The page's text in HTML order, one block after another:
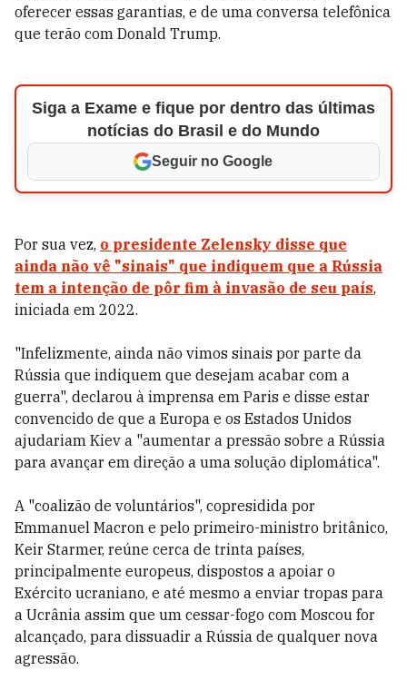
oferecer essas garantias, e de uma conversa telefônica
que terão com Donald Trump.
Siga a Exame e fique por dentro das últimas
notícias do Brasil e do Mundo
Seguir no Google
Por sua vez, o presidente Zelensky disse que
ainda não vê "sinais" que indiquem que a Rússia
tem a intenção de pôr fim à invasão de seu país,
iniciada em 2022.
"Infelizmente, ainda não vimos sinais por parte da
Rússia que indiquem que desejam acabar com a
guerra", declarou à imprensa em Paris e disse estar
convencido de que a Europa e os Estados Unidos
ajudariam Kiev a "aumentar a pressão sobre a Rússia
para avançar em direção a uma solução diplomática".
A "coalizão de voluntários", copresidida por
Emmanuel Macron e pelo primeiro-ministro britânico,
Keir Starmer, reúne cerca de trinta países,
principalmente europeus, dispostos a apoiar o
Exército ucraniano, e até mesmo a enviar tropas para
a Ucrânia assim que um cessar-fogo com Moscou for
alcançado, para dissuadir a Rússia de qualquer nova
agressão.